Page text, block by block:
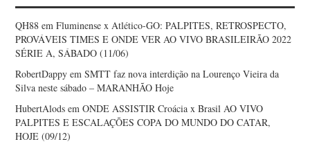
QH88 emFluminense x Atlético-GO: PALPITES, RETROSPECTO,
PROVÁVEIS TIMES E ONDE VER AO VIVO BRASILEIRÃO 2022
SÉRIE A, SÁBADO (11/06)
RobertDappy emSMTT faz nova interdição na Lourenço Vieira da
Silva neste sábado – MARANHÃO Hoje
HubertAlods emONDE ASSISTIR Croácia x Brasil AO VIVO
PALPITES E ESCALAÇÕES COPA DO MUNDO DO CATAR,
HOJE (09/12)